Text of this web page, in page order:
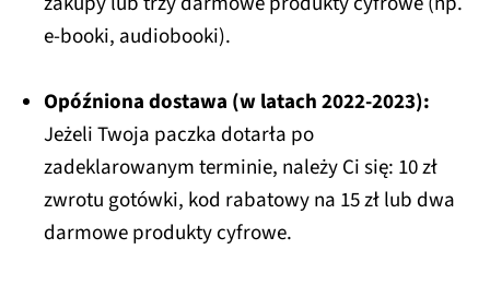
e-booki, audiobooki).
Opóźniona dostawa (w latach 2022-2023):
Jeżeli Twoja paczka dotarła po
zadeklarowanym terminie, należy Ci się: 10 zł
zwrotu gotówki, kod rabatowy na 15 zł lub dwa
darmowe produkty cyfrowe.